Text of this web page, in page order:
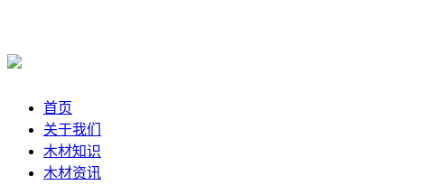
首页
关于我们
木材知识
木材资讯